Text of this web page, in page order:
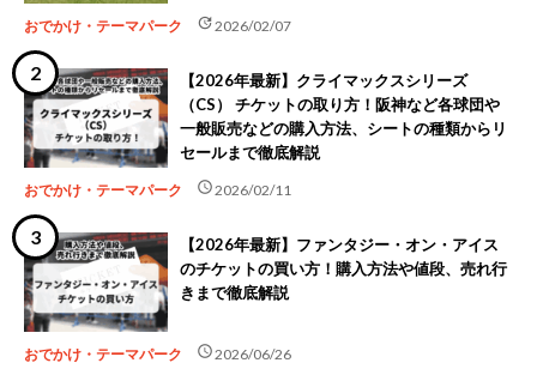
おでかけ・テーマパーク update2026/02/07
【2026年最新】クライマックスシリーズ
（CS） チケットの取り方！阪神など各球団や
一般販売などの購入方法、シートの種類からリ
セールまで徹底解説
おでかけ・テーマパーク schedule2026/02/11
【2026年最新】ファンタジー・オン・アイス
のチケットの買い方！購入方法や値段、売れ行
きまで徹底解説
おでかけ・テーマパーク schedule2026/06/26